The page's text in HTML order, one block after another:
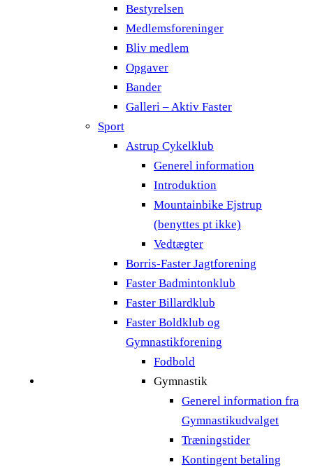
Bestyrelsen
Medlemsforeninger
Bliv medlem
Opgaver
Bander
Galleri – Aktiv Faster
Sport
Astrup Cykelklub
Generel information
Introduktion
Mountainbike Ejstrup
(benyttes pt ikke)
Vedtægter
Borris-Faster Jagtforening
Faster Badmintonklub
Faster Billardklub
Faster Boldklub og
Gymnastikforening
Fodbold
Gymnastik
Generel information fra
Gymnastikudvalget
Træningstider
Kontingent betaling